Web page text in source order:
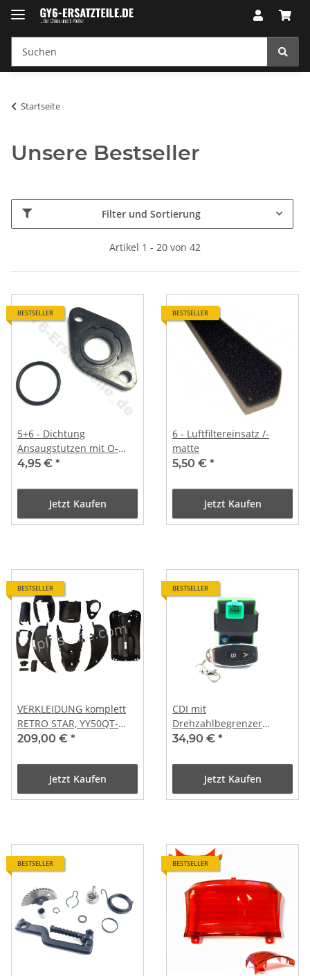
Startseite
Unsere Bestseller
Filter und Sortierung
Artikel 1 - 20 von 42
BESTSELLER
5+6 - Dichtung
Ansaugstutzen mit O-
Ring
4,95 € *
Jetzt Kaufen
BESTSELLER
6 - Luftfiltereinsatz /-
matte
5,50 € *
Jetzt Kaufen
BESTSELLER
VERKLEIDUNG komplett
RETRO STAR, YY50QT-
15/BT49QT-11 - MATT
209,00 € *
Jetzt Kaufen
BESTSELLER
CDI mit
Drehzahlbegrenzer
einstellbar mit
AGM, Explorer, Alpha
Motors, Nova Motors,
China Roller mit 4T GY6
34,90 € *
Jetzt Kaufen
BESTSELLER BESTSELLER